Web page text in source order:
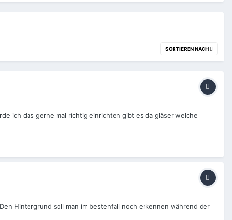
SORTIEREN NACH
ich das gerne mal richtig einrichten gibt es da gläser welche
Hintergrund soll man im bestenfall noch erkennen während der